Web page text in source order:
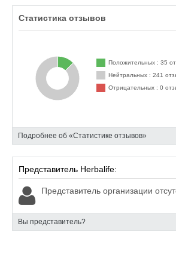
Herbalife находится по адресу Москва
корп. 1, вы можете поделиться
Статистика отзывов
Положительных : 35
Нейтральных : 241
Отрицательных : 0
Подробнее об «Статистике отзывов»
Представитель Herbalife:
Представитель организации
Вы представитель?